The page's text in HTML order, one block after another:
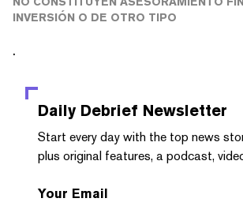
INVERSIÓN O DE OTRO TIPO
.
Daily Debrief Newsletter
Start every day with the top news
plus original features, a podcast,
Your Email